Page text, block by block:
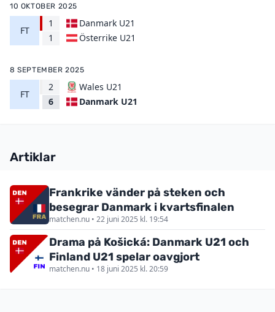
10 OKTOBER 2025
FT
1
1
Danmark U21
Österrike U21
8 SEPTEMBER 2025
FT
2
6
Wales U21
Danmark U21
Artiklar
Frankrike vänder på steken och
besegrar Danmark i kvartsfinalen
matchen.nu • 22 juni 2025 kl. 19:54
Drama på Košická: Danmark U21 och
Finland U21 spelar oavgjort
matchen.nu • 18 juni 2025 kl. 20:59